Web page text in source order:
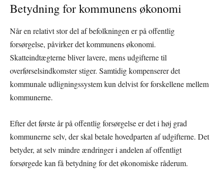
Betydning for kommunens økonomi
Når en relativt stor del af befolkningen er på offentlig
forsørgelse, påvirker det kommunens økonomi.
Skatteindtægterne bliver lavere, mens udgifterne til
overførselsindkomster stiger. Samtidig kompenserer det
kommunale udligningssystem kun delvist for forskellene mellem
kommunerne.
Efter det første år på offentlig forsørgelse er det i høj grad
kommunerne selv, der skal betale hovedparten af udgifterne. Det
betyder, at selv mindre ændringer i andelen af offentligt
forsørgede kan få betydning for det økonomiske råderum.